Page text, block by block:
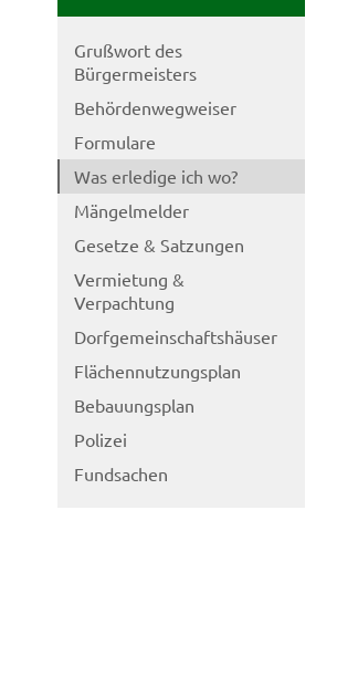
Grußwort des
Bürgermeisters
Behördenwegweiser
Formulare
Was erledige ich wo?
Mängelmelder
Gesetze & Satzungen
Vermietung &
Verpachtung
Dorfgemeinschaftshäuser
Flächennutzungsplan
Bebauungsplan
Polizei
Fundsachen